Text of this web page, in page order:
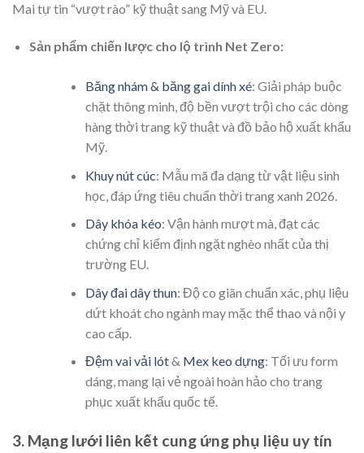
Mai tự tin “vượt rào” kỹ thuật sang Mỹ và EU.
Sản phẩm chiến lược cho lộ trình Net Zero:
Băng nhám & băng gai dính xé: Giải pháp buộc
chặt thông minh, độ bền vượt trội cho các dòng
hàng thời trang kỹ thuật và đồ bảo hộ xuất khẩu
Mỹ.
Khuy nút cúc: Mẫu mã đa dạng từ vật liệu sinh
học, đáp ứng tiêu chuẩn thời trang xanh 2026.
Dây khóa kéo: Vận hành mượt mà, đạt các
chứng chỉ kiểm định ngặt nghèo nhất của thị
trường EU.
Dây đai dây thun: Độ co giãn chuẩn xác, phụ liệu
dứt khoát cho ngành may mặc thể thao và nội y
cao cấp.
Đệm vai vải lót& Mex keo dựng: Tối ưu form
dáng, mang lại vẻ ngoài hoàn hảo cho trang
phục xuất khẩu quốc tế.
3. Mạng lưới liên kết cung ứng phụ liệu uy tín